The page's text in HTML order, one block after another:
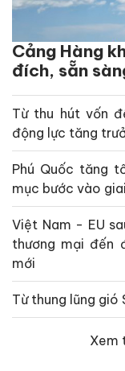
Cảng Hàng
đích, sẵn
Từ thu hút vốn
động lực tăng
Phú Quốc tăng
mục bước vào
Việt Nam - EU
thương mại đến
mới
Từ thung lũng gió
Xem